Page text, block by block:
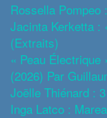
Rossella Pompeo
Jacinta Kerketta :
(extraits)
« Peau Électrique
(2026) Par
Joëlle Thiénard :
Inga Latco :